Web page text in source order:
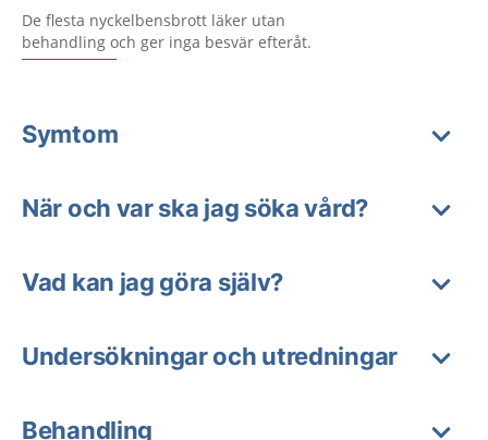
Förstora bilden
De flesta nyckelbensbrott läker utan
behandling och ger inga besvär efteråt.
Symtom
När och var ska jag söka vård?
Vad kan jag göra själv?
Undersökningar och utredningar
Behandling